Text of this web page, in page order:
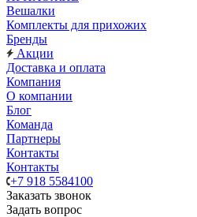
Вешалки
Комплекты для прихожих
Бренды
Акции
Доставка и оплата
Компания
О компании
Блог
Команда
Партнеры
Контакты
Контакты
+7 918 5584100
Заказать звонок
Задать вопрос